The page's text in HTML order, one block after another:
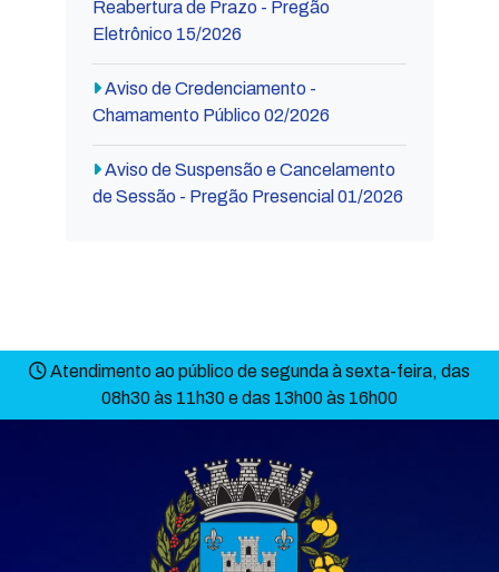
Reabertura de Prazo - Pregão
Eletrônico 15/2026
Aviso de Credenciamento -
Chamamento Público 02/2026
Aviso de Suspensão e Cancelamento
de Sessão - Pregão Presencial 01/2026
Atendimento ao público de segunda à sexta-feira, das
08h30 às 11h30 e das 13h00 às 16h00